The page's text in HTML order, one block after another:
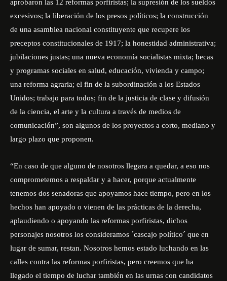
aprobaron las 12 reformas porfiristas; la supresión de los sueldos
excesivos; la liberación de los presos políticos; la construcción
de una asamblea nacional constituyente que recupere los
preceptos constitucionales de 1917; la honestidad administrativa;
jubilaciones justas; una nueva economía socialistas mixta; becas
y programas sociales en salud, educación, vivienda y campo;
una reforma agraria; el fin de la subordinación a los Estados
Unidos; trabajo para todos; fin de la justicia de clase y difusión
de la ciencia, el arte y la cultura a través de medios de
comunicación”, son algunos de los proyectos a corto, mediano y
largo plazo que proponen.
“En caso de que alguno de nosotros llegara a quedar, a eso nos
comprometemos a respaldar y a hacer, porque actualmente
tenemos dos senadoras que apoyamos hace tiempo, pero en los
hechos han apoyado o vienen de las prácticas de la derecha,
aplaudiendo o apoyando las reformas porfiristas, dichos
personajes nosotros los consideramos ´cascajo político´ que en
lugar de sumar, restan. Nosotros hemos estado luchando en las
calles contra las reformas porfiristas, pero creemos que ha
llegado el tiempo de luchar también en las urnas con candidatos